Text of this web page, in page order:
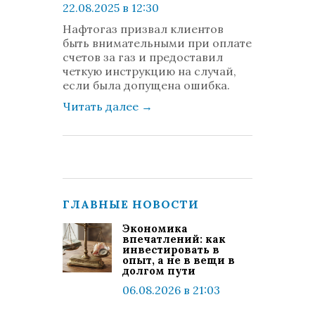
22.08.2025 в 12:30
просмотров: 307
комментариев: 0
Нафтогаз призвал клиентов
быть внимательными при оплате
счетов за газ и предоставил
четкую инструкцию на случай,
если была допущена ошибка.
Читать далее →
ГЛАВНЫЕ НОВОСТИ
Экономика
впечатлений: как
инвестировать в
опыт, а не в вещи в
долгом пути
06.08.2026 в 21:03